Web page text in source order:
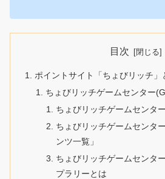
目次
ポイントサイト「ちょびリッチ」
ちょびリッチゲームセンター
ちょびリッチゲームセンタ
ちょびリッチゲームセンタ
ンツ一覧」
ちょびリッチゲームセンタ
プラリーとは